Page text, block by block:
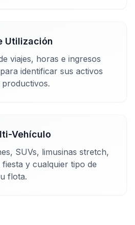
Utilización
viajes, horas e ingresos
identificar sus activos
Vehículo
SUVs, limusinas stretch,
y cualquier tipo de
flota.